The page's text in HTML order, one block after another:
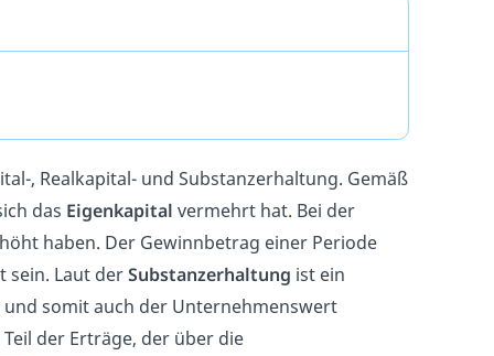
, Realkapital- und Substanzerhaltung. Gemäß
das Eigenkapital vermehrt hat. Bei der
haben. Der Gewinnbetrag einer Periode
sein. Laut derSubstanzerhaltung ist ein
somit auch der Unternehmenswert
der Erträge, der über die